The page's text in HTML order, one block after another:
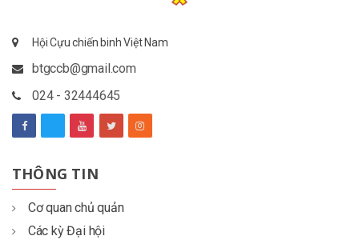
Hội Cựu chiến binh Việt Nam
btgccb@gmail.com
024 - 32444645
THÔNG TIN
Cơ quan chủ quản
Các kỳ Đại hội